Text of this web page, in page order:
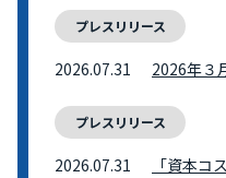
プレスリリース
2026.07.31 2026年３
プレスリリース
2026.07.31
「資本コ